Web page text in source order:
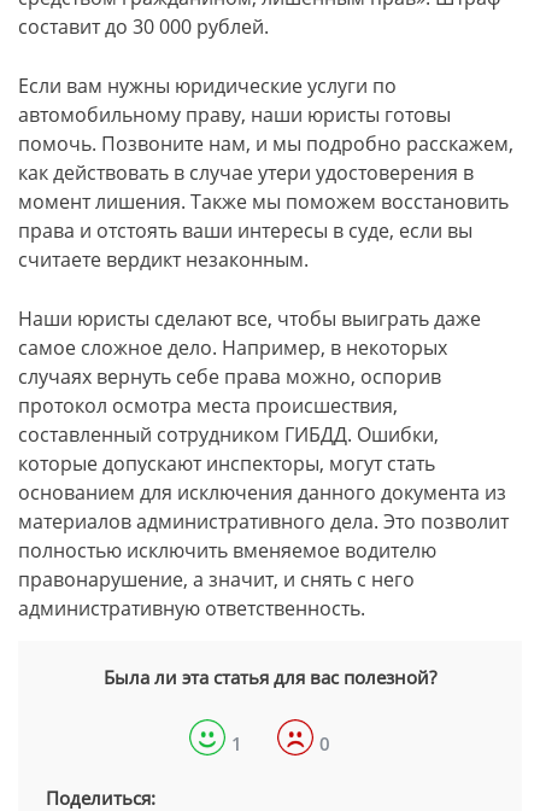
составит до 30 000 рублей.
Если вам нужны юридические услуги по
автомобильному праву, наши юристы готовы
помочь. Позвоните нам, и мы подробно расскажем,
как действовать в случае утери удостоверения в
момент лишения. Также мы поможем восстановить
права и отстоять ваши интересы в суде, если вы
считаете вердикт незаконным.
Наши юристы сделают все, чтобы выиграть даже
самое сложное дело. Например, в некоторых
случаях вернуть себе права можно, оспорив
протокол осмотра места происшествия,
составленный сотрудником ГИБДД. Ошибки,
которые допускают инспекторы, могут стать
основанием для исключения данного документа из
материалов административного дела. Это позволит
полностью исключить вменяемое водителю
правонарушение, а значит, и снять с него
административную ответственность.
Была ли эта статья для вас полезной?
1 0
Поделиться: